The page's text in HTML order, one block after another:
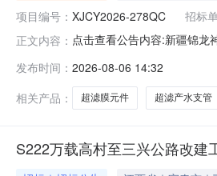
项目编号： XJCY2026-278QC 招标
正文内容： 点击查看公告内容:新疆锦龙
发布时间： 2026-08-06 14:32
相关产品：
超滤膜元件 超滤产水支管
S222万载高村至三兴公路改建